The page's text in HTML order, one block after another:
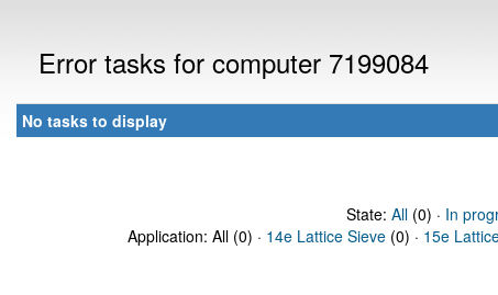
Error tasks for computer 7199084
No tasks to display
State: All(0) · In
Application: All (0) · 14e Lattice Sieve (0) · 15e